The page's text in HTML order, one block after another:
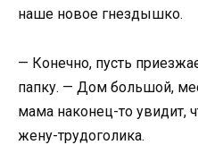
наше новое гнездышко.
— Конечно, пусть
папку. — Дом большой,
мама наконец-то увидит,
жену-трудоголика.